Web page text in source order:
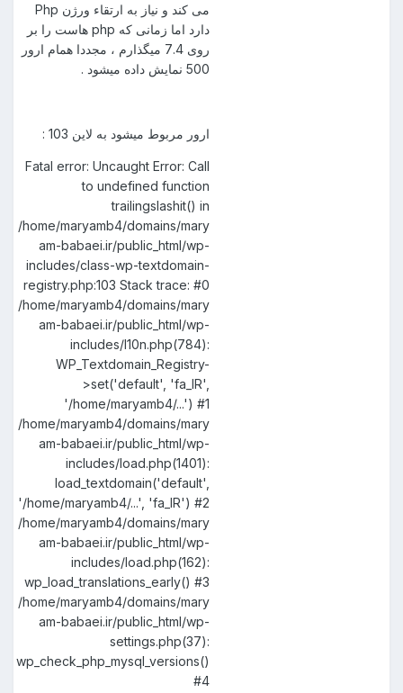
می کند و نیاز به ارتقاء ورژن Php
دارد اما زمانی که php هاست را بر
روی 7.4 میگذارم ، مجددا همام ارور
500 نمایش داده میشود .
ارور مربوط میشود به لاین 103 :
Fatal error: Uncaught Error: Call
to undefined function
trailingslashit() in
/home/maryamb4/domains/mary
am-babaei.ir/public_html/wp-
includes/class-wp-textdomain-
registry.php:103 Stack trace: #0
/home/maryamb4/domains/mary
am-babaei.ir/public_html/wp-
includes/l10n.php(784):
WP_Textdomain_Registry-
>set('default', 'fa_IR',
'/home/maryamb4/...') #1
/home/maryamb4/domains/mary
am-babaei.ir/public_html/wp-
includes/load.php(1401):
load_textdomain('default',
'/home/maryamb4/...', 'fa_IR') #2
/home/maryamb4/domains/mary
am-babaei.ir/public_html/wp-
includes/load.php(162):
wp_load_translations_early() #3
/home/maryamb4/domains/mary
am-babaei.ir/public_html/wp-
settings.php(37):
wp_check_php_mysql_versions()
#4